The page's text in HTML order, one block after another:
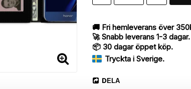
🚚 Fri hemleverans över
🚀 Snabb leverans 1-3 dagar.
📦 30 dagar öppet köp.
Tryckta i Sverige.
DELA